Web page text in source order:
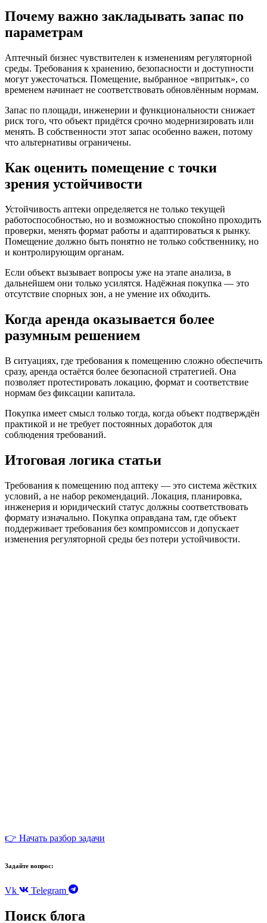
Почему важно закладывать запас по
параметрам
Аптечный бизнес чувствителен к изменениям регуляторной
среды. Требования к хранению, безопасности и доступности
могут ужесточаться. Помещение, выбранное «впритык», со
временем начинает не соответствовать обновлённым нормам.
Запас по площади, инженерии и функциональности снижает
риск того, что объект придётся срочно модернизировать или
менять. В собственности этот запас особенно важен, потому
что альтернативы ограничены.
Как оценить помещение с точки
зрения устойчивости
Устойчивость аптеки определяется не только текущей
работоспособностью, но и возможностью спокойно проходить
проверки, менять формат работы и адаптироваться к рынку.
Помещение должно быть понятно не только собственнику, но
и контролирующим органам.
Если объект вызывает вопросы уже на этапе анализа, в
дальнейшем они только усилятся. Надёжная покупка — это
отсутствие спорных зон, а не умение их обходить.
Когда аренда оказывается более
разумным решением
В ситуациях, где требования к помещению сложно обеспечить
сразу, аренда остаётся более безопасной стратегией. Она
позволяет протестировать локацию, формат и соответствие
нормам без фиксации капитала.
Покупка имеет смысл только тогда, когда объект подтверждён
практикой и не требует постоянных доработок для
соблюдения требований.
Итоговая логика статьи
Требования к помещению под аптеку — это система жёстких
условий, а не набор рекомендаций. Локация, планировка,
инженерия и юридический статус должны соответствовать
формату изначально. Покупка оправдана там, где объект
поддерживает требования без компромиссов и допускает
изменения регуляторной среды без потери устойчивости.
👉 Начать разбор задачи
Задайте вопрос:
Vk Telegram
Поиск блога